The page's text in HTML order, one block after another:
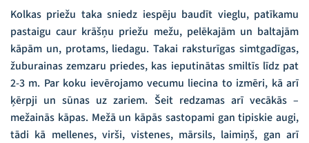
Kolkas priežu taka sniedz iespēju baudīt vieglu, patīkamu
pastaigu caur krāšņu priežu mežu, pelēkajām un baltajām
kāpām un, protams, liedagu. Takai raksturīgas simtgadīgas,
žuburainas zemzaru priedes, kas ieputinātas smiltīs līdz pat
2-3 m. Par koku ievērojamo vecumu liecina to izmēri, kā arī
ķērpji un sūnas uz zariem. Šeit redzamas arī vecākās –
mežainās kāpas. Mežā un kāpās sastopami gan tipiskie augi,
tādi kā mellenes, virši, vistenes, mārsils, laimiņš, gan arī